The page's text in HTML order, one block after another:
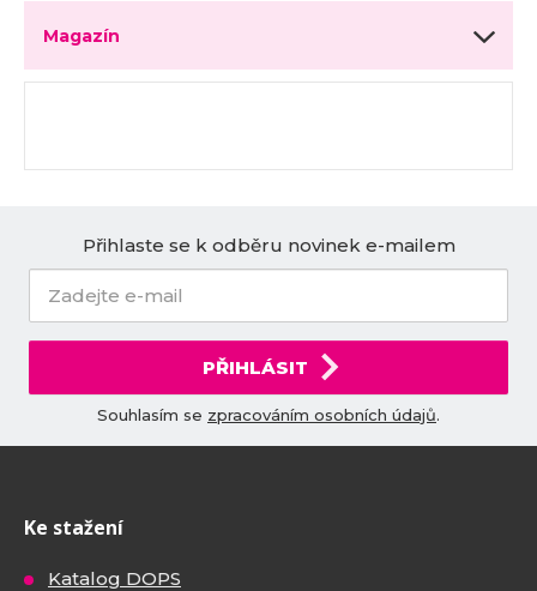
Magazín
Přihlaste se k odběru novinek e-mailem
PŘIHLÁSIT
Souhlasím se zpracováním osobních údajů.
Ke stažení
Katalog DOPS